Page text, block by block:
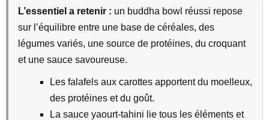
L’essentiel a retenir : un buddha bowl réussi repose
sur l’équilibre entre une base de céréales, des
légumes variés, une source de protéines, du croquant
et une sauce savoureuse.
Les falafels aux carottes apportent du moelleux,
des protéines et du goût.
La sauce yaourt-tahini lie tous les éléments et